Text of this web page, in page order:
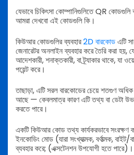
যেভাবে চিকিৎসা কোম্পানিগুলিতে QR
আমরা দেখবো এই কোডগুলি কি।
কিউআর কোডগুলির ব্যবহার2D বারকোডএটি
জেনারেটর অনলাইন ব্যবহার করে তৈরি করা হয়,
আদেশকারী, শনাক্তকারী, বা ট্র্যাকার থাকে, যা
পয়েন্ট করে।
তাছাড়া, এটি সরল বারকোডের চেয়ে শতগুণ অধিক
আছে — কেবলমাত্র কারণ এটি তথ্য বা ডেটা
করতে পারে।
একটি কিউআর কোড তথ্য কার্যকরভাবে সংরক্ষণ
ইনকোডিং মোড (যারা সংখ্যাত্মক, বর্ণাত্মক, বাইট/
ব্যবহার করে; (এক্সটেনশন উপযোগী হতে পারে)।